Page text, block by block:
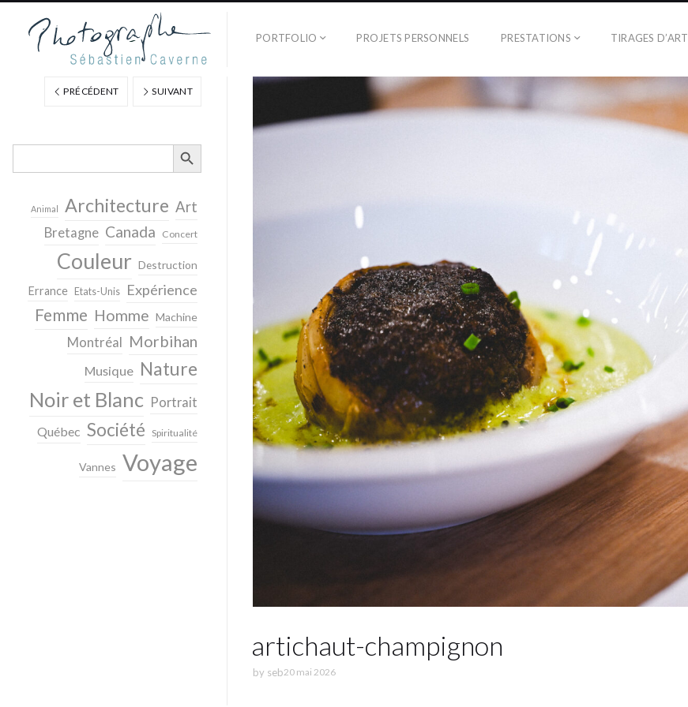
PORTFOLIO PROJETS PERSONNELS PRESTATIONS TIRAGES D’ART
artichaut-champignon
by seb20 mai 2026
PRÉCÉDENT SUIVANT
Search
SEARCH BUTTON
Animal Architecture Art
Bretagne Canada Concert
Couleur Destruction
Errance
Etats-Unis Expérience
Femme Homme Machine
Montréal Morbihan
Musique Nature
Noir et Blanc Portrait
Québec Société Spiritualité
Vannes Voyage